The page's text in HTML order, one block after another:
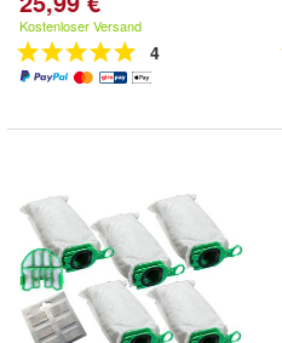
Kostenloser Versand
4